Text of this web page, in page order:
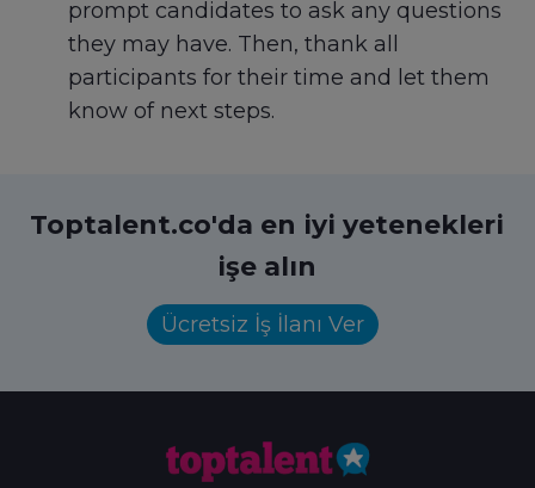
prompt candidates to ask any questions
they may have. Then, thank all
participants for their time and let them
know of next steps.
Toptalent.co'da en iyi yetenekleri
işe alın
Ücretsiz İş İlanı Ver